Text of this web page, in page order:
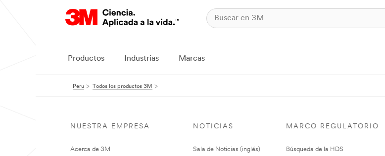
Productos Industrias Marcas
Peru Todos los productos 3M
NUESTRA EMPRESA
Acerca de 3M
NOTICIAS
Sala de Noticias (inglés)
MARCO REGULATORIO
Búsqueda de la HDS